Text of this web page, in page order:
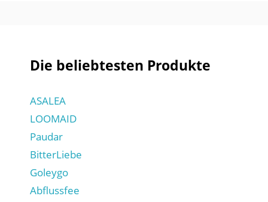
Die beliebtesten Produkte
ASALEA
LOOMAID
Paudar
BitterLiebe
Goleygo
Abflussfee